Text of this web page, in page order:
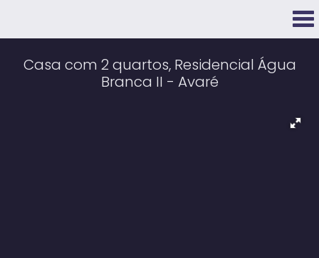
Casa com 2 quartos, Residencial Água
Branca II - Avaré